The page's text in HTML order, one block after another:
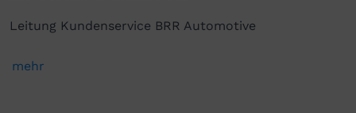
Leitung Kundenservice BRR Automotive
mehr